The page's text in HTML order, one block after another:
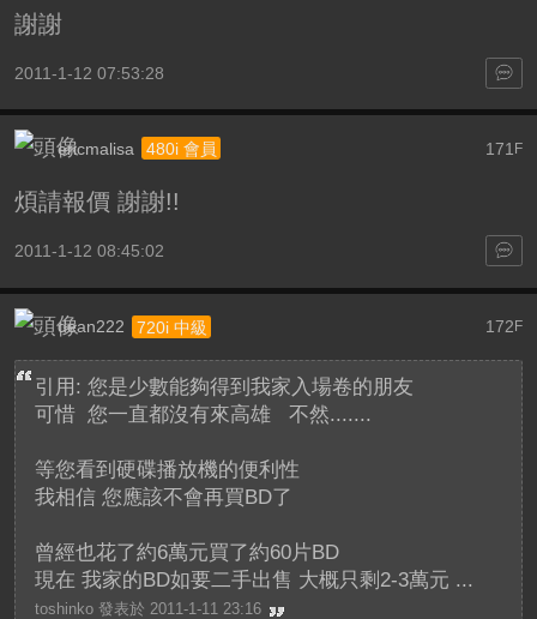
謝謝
2011-1-12 07:53:28
171 F
ericmalisa 480i 會員
煩請報價 謝謝!!
2011-1-12 08:45:02
172 F
dean222 720i 中級
引用: 您是少數能夠得到我家入場卷的朋友
可惜 您一直都沒有來高雄 不然.......
等您看到硬碟播放機的便利性
我相信 您應該不會再買BD了
曾經也花了約6萬元買了約60片BD
現在 我家的BD如要二手出售 大概只剩2-3萬元 ...
toshinko 發表於 2011-1-11 23:16